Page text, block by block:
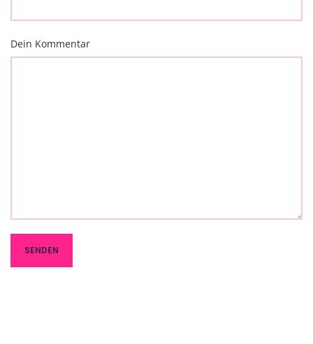
Dein Kommentar